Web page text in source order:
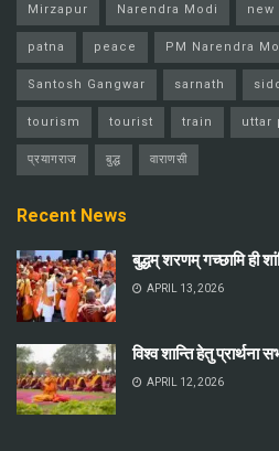
Mirzapur Narendra Modi new
patna peace PM Narendra
Santosh Gangwar sarnath
tourism tourist train uttar
प्रयागराज बुद्ध वाराणसी
Recent News
बुद्धम् शरणम् गच्छामि ही
APRIL 13, 2026
विश्व शान्ति हेतु प्रार्थना
APRIL 12, 2026